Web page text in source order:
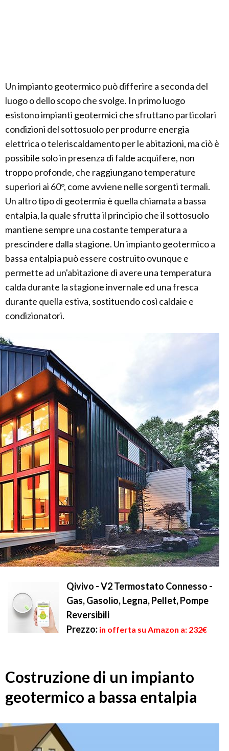
Un impianto geotermico può differire a seconda del
luogo o dello scopo che svolge. In primo luogo
esistono impianti geotermici che sfruttano particolari
condizioni del sottosuolo per produrre energia
elettrica o teleriscaldamento per le abitazioni, ma ciò è
possibile solo in presenza di falde acquifere, non
troppo profonde, che raggiungano temperature
superiori ai 60°, come avviene nelle sorgenti termali.
Un altro tipo di geotermia è quella chiamata a bassa
entalpia, la quale sfrutta il principio che il sottosuolo
mantiene sempre una costante temperatura a
prescindere dalla stagione. Un impianto geotermico a
bassa entalpia può essere costruito ovunque e
permette ad un'abitazione di avere una temperatura
calda durante la stagione invernale ed una fresca
durante quella estiva, sostituendo così caldaie e
condizionatori.
Qivivo - V2 Termostato Connesso -
Gas, Gasolio, Legna, Pellet, Pompe
Reversibili
Prezzo: in offerta su Amazon a: 232€
Costruzione di un impianto
geotermico a bassa entalpia